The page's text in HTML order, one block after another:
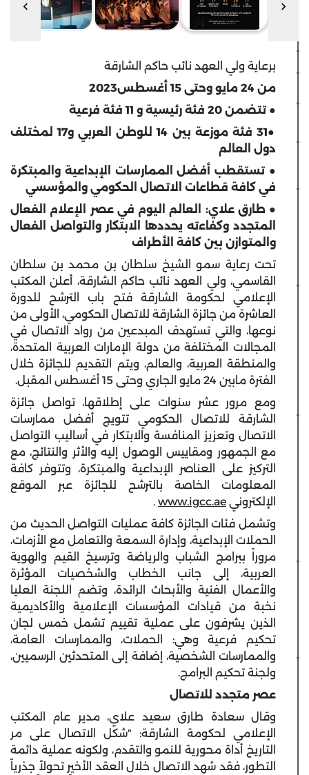
برعاية ولي العهد نائب حاكم الشارقة
من 24 مايو وحتى 15 أغسطس2023
● تتضمن 20 فئة رئيسية و 11 فئة فرعية
●31 فئة موزعة بين 14 للوطن العربي و17 لمختلف
دول العالم
● تستقطب أفضل الممارسات الإبداعية والمبتكرة
في كافة قطاعات الاتصال الحكومي والمؤسسي
● طارق علاي: العالم اليوم في عصر الإعلام الفعال
المتجدد وكفاءته يحددها الابتكار والتواصل الفعال
والمتوازن بين كافة الأطراف
تحت رعاية سمو الشيخ سلطان بن محمد بن سلطان
القاسمي، ولي العهد نائب حاكم الشارقة، أعلن المكتب
الإعلامي لحكومة الشارقة فتح باب الترشح للدورة
العاشرة من جائزة الشارقة للاتصال الحكومي، الأولى من
نوعها، والتي تستهدف المبدعين من رواد الاتصال في
المجالات المختلفة من دولة الإمارات العربية المتحدة،
والمنطقة العربية، والعالم، ويتم التقديم للجائزة خلال
الفترة مابين 24 مايو الجاري وحتى 15 أغسطس المقبل.
ومع مرور عشر سنوات على إطلاقها، تواصل جائزة
الشارقة للاتصال الحكومي تتويج أفضل ممارسات
الاتصال وتعزيز المنافسة والابتكار في أساليب التواصل
مع الجمهور ومقاييس الوصول إليه والأثر والنتائج، مع
التركيز على العناصر الإبداعية والمبتكرة، وتتوفر كافة
المعلومات الخاصة بالترشح للجائزة عبر الموقع
الإلكتروني www.igcc.ae
.
وتشمل فئات الجائزة كافة عمليات التواصل الحديث من
الحملات الإبداعية، وإدارة السمعة والتعامل مع الأزمات،
مروراً ببرامج الشباب والرياضة وترسيخ القيم والهوية
العربية، إلى جانب الخطاب والشخصيات المؤثرة
والأعمال الفنية والأبحاث الرائدة، وتضم اللجنة العليا
نخبة من قيادات المؤسسات الإعلامية والأكاديمية
الذين يشرفون على عملية تقييم تشمل خمس لجان
تحكيم فرعية وهي: الحملات، والممارسات العامة،
والممارسات الشخصية، إضافة إلى المتحدثين الرسميين،
ولجنة تحكيم البرامج.
عصر متجدد للاتصال
وقال سعادة طارق سعيد علاي، مدير عام المكتب
الإعلامي لحكومة الشارقة: "شكل الاتصال على مر
التاريخ أداة محورية للنمو والتقدم، ولكونه عملية دائمة
التطور، فقد شهد الاتصال خلال العقد الأخير تحولاً جذرياً